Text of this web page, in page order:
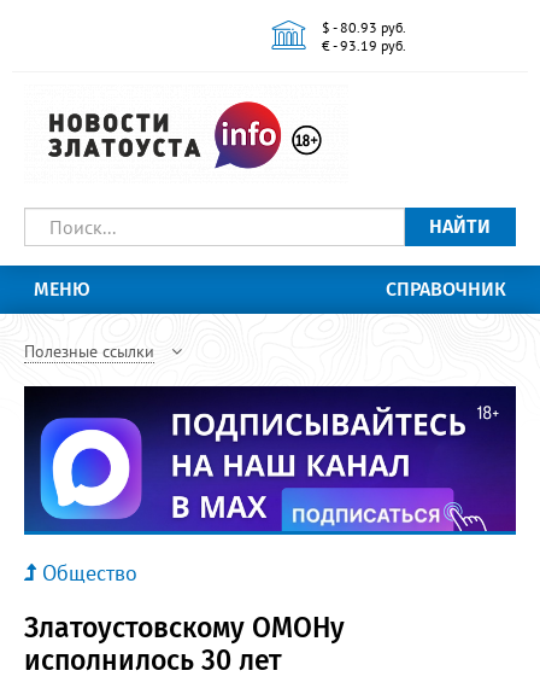
$ - 80.93 руб.
€ - 93.19 руб.
НАЙТИ
МЕНЮ СПРАВОЧНИК
Полезные ссылки
Общество
Златоустовскому ОМОНу
исполнилось 30 лет